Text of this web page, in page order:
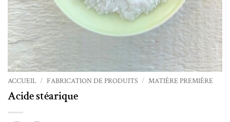
ACCUEIL / FABRICATION DE PRODUITS / MATIÈRE PREMIÈRE
Acide stéarique